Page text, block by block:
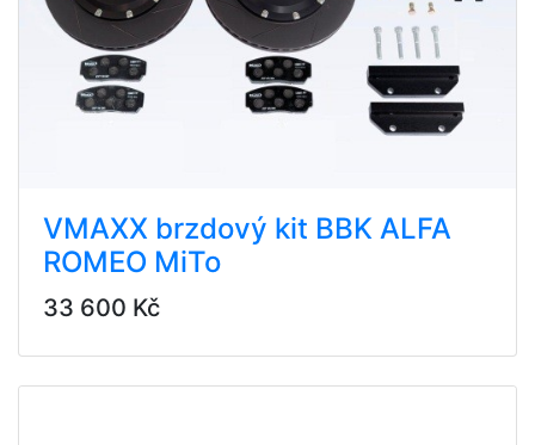
VMAXX brzdový kit BBK ALFA
ROMEO MiTo
33 600 Kč